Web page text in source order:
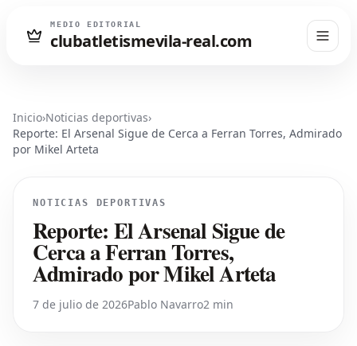
MEDIO EDITORIAL
clubatletismevila-real.com
Inicio›Noticias deportivas›
Reporte: El Arsenal Sigue de Cerca a Ferran Torres, Admirado
por Mikel Arteta
NOTICIAS DEPORTIVAS
Reporte: El Arsenal Sigue de
Cerca a Ferran Torres,
Admirado por Mikel Arteta
7 de julio de 2026Pablo Navarro2 min